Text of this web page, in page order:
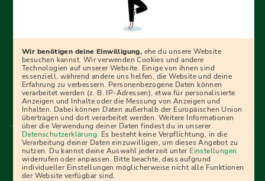
Erfolgreich bewerben mit Ausbildungspark: Wir
begleiten dich Schritt für Schritt bei deinem Start in den
Ratgebern und Prüfungspaketen, interaktiven
Videokursen und vielem mehr. Für alle, die was werden
wollen!
Menü Fußleiste
Impressum Bildquellen Presse
Mediadaten
Partner
AGB Datenschutz
Widerrufsbelehrung
Bestellung
Affiliate Partner Cookies
Wir benötigen deine Einwilligung, ehe du unsere Website
besuchen kannst. Wir verwenden Cookies und andere
Technologien auf unserer Website. Einige von ihnen sind
essenziell, während andere uns helfen, die Website und deine
Erfahrung zu verbessern. Personenbezogene Daten können
verarbeitet werden (z. B. IP-Adressen), etwa für personalisierte
Anzeigen und Inhalte oder die Messung von Anzeigen und
Inhalten. Dabei können Daten außerhalb der Europäischen Union
übertragen und dort verarbeitet werden. Weitere Informationen
über die Verwendung deiner Daten findest du in unserer
Datenschutzerklärung. Es besteht keine Verpflichtung, in die
Verarbeitung deiner Daten einzuwilligen, um dieses Angebot zu
nutzen. Du kannst deine Auswahl jederzeit unter Einstellungen
widerrufen oder anpassen. Bitte beachte, dass aufgrund
individueller Einstellungen möglicherweise nicht alle Funktionen
der Website verfügbar sind.